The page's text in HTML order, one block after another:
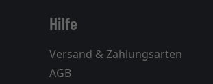
Hilfe
Versand & Zahlungsarten
AGB